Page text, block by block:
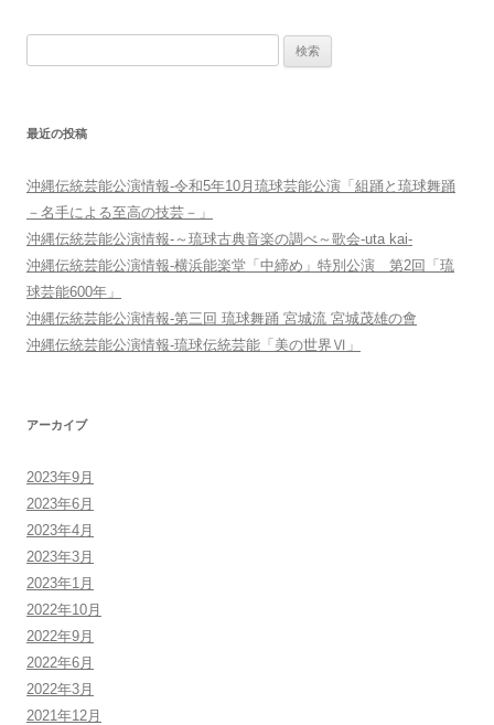
索:
最近の投稿
沖縄伝統芸能公演情報-令和5年10月琉球芸能公演「組踊と琉球舞踊
－名手による至高の技芸－」
沖縄伝統芸能公演情報-～琉球古典音楽の調べ～歌会-uta kai-
沖縄伝統芸能公演情報-横浜能楽堂「中締め」特別公演 第2回「琉
球芸能600年」
沖縄伝統芸能公演情報-第三回 琉球舞踊 宮城流 宮城茂雄の會
沖縄伝統芸能公演情報-琉球伝統芸能「美の世界Ⅵ」
アーカイブ
2023年9月
2023年6月
2023年4月
2023年3月
2023年1月
2022年10月
2022年9月
2022年6月
2022年3月
2021年12月